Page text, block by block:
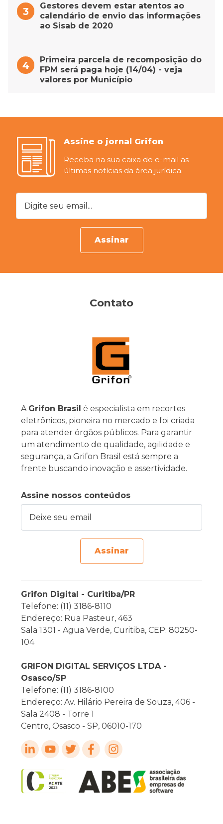
Gestores devem estar atentos ao
calendário de envio das informações
ao Sisab de 2020
Primeira parcela de recomposição do
FPM será paga hoje (14/04) - veja
valores por Município
Assine o jornal Grifon
Receba na sua caixa de e-mail as
últimas notícias da área jurídica.
Digite seu email...
Assinar
Contato
A Grifon Brasil é especialista em recortes
eletrônicos, pioneira no mercado e foi criada
para atender órgãos públicos. Para garantir
um atendimento de qualidade, agilidade e
segurança, a Grifon Brasil está sempre a
frente buscando inovação e assertividade.
Assine nossos conteúdos
Assinar
Grifon Digital - Curitiba/PR
Telefone: (11) 3186-8110
Endereço: Rua Pasteur, 463
Sala 1301 - Agua Verde, Curitiba, CEP: 80250-
104
GRIFON DIGITAL SERVIÇOS LTDA -
Osasco/SP
Telefone: (11) 3186-8100
Endereço: Av. Hilário Pereira de Souza, 406 -
Sala 2408 - Torre 1
Centro, Osasco - SP, 06010-170